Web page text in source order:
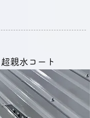
親水コート